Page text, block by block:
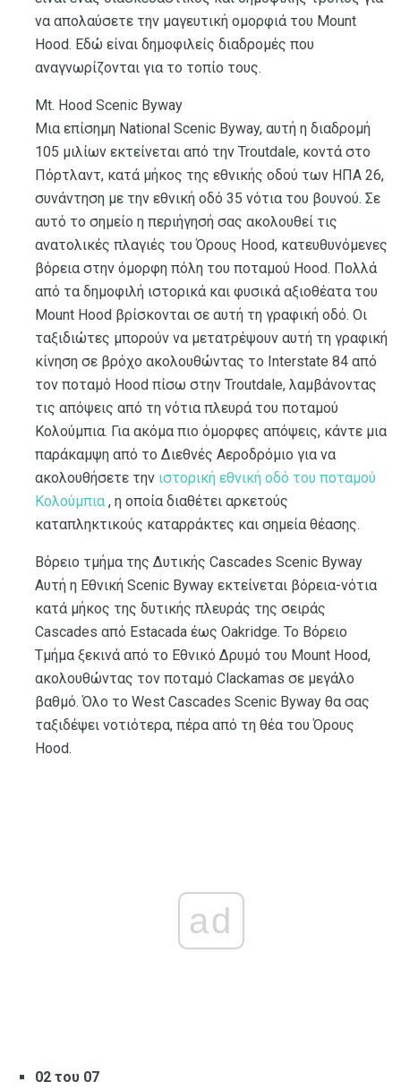
να απολαύσετε την μαγευτική ομορφιά του Mount
Hood. Εδώ είναι δημοφιλείς διαδρομές που
αναγνωρίζονται για το τοπίο τους.
Mt. Hood Scenic Byway
Μια επίσημη National Scenic Byway, αυτή η διαδρομή
105 μιλίων εκτείνεται από την Troutdale, κοντά στο
Πόρτλαντ, κατά μήκος της εθνικής οδού των ΗΠΑ 26,
συνάντηση με την εθνική οδό 35 νότια του βουνού. Σε
αυτό το σημείο η περιήγησή σας ακολουθεί τις
ανατολικές πλαγιές του Όρους Hood, κατευθυνόμενες
βόρεια στην όμορφη πόλη του ποταμού Hood. Πολλά
από τα δημοφιλή ιστορικά και φυσικά αξιοθέατα του
Mount Hood βρίσκονται σε αυτή τη γραφική οδό. Οι
ταξιδιώτες μπορούν να μετατρέψουν αυτή τη γραφική
κίνηση σε βρόχο ακολουθώντας το Interstate 84 από
τον ποταμό Hood πίσω στην Troutdale, λαμβάνοντας
τις απόψεις από τη νότια πλευρά του ποταμού
Κολούμπια. Για ακόμα πιο όμορφες απόψεις, κάντε μια
παράκαμψη από το Διεθνές Αεροδρόμιο για να
ακολουθήσετε την ιστορική εθνική οδό του ποταμού
Κολούμπια , η οποία διαθέτει αρκετούς
καταπληκτικούς καταρράκτες και σημεία θέασης.
Βόρειο τμήμα της Δυτικής Cascades Scenic Byway
Αυτή η Εθνική Scenic Byway εκτείνεται βόρεια-νότια
κατά μήκος της δυτικής πλευράς της σειράς
Cascades από Estacada έως Oakridge. Το Βόρειο
Τμήμα ξεκινά από το Εθνικό Δρυμό του Mount Hood,
ακολουθώντας τον ποταμό Clackamas σε μεγάλο
βαθμό. Όλο το West Cascades Scenic Byway θα σας
ταξιδέψει νοτιότερα, πέρα ​​από τη θέα του Όρους
Hood.
ad
02 του 07